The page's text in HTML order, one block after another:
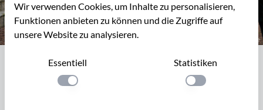
St. Sebastianusbruderschaft in Alt-
Merkstein, Kranzniederlegung am
Wir verwenden Cookies, um Inhalte zu personalisieren,
Funktionen anbieten zu können und die Zugriffe auf
unsere Website zu analysieren.
Essentiell
Einstellung anwenden
Statistiken
Einstellung